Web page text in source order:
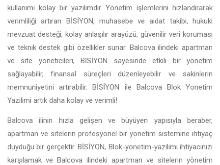
kullanımı kolay bir yazılımdır. Yönetim işlemlerini hızlandırarak
verimliliği artıran BİSİYON, muhasebe ve aidat takibi, hukuki
mevzuat desteği, kolay anlaşılır arayüzü, güvenilir veri koruması
ve teknik destek gibi özellikler sunar. Balcova ilindeki apartman
ve site yöneticileri, BİSİYON sayesinde etkili bir yönetim
sağlayabilir, finansal süreçleri düzenleyebilir ve sakinlerin
memnuniyetini artırabilir. BİSİYON ile Balcova Blok Yonetim
Yazilimi artık daha kolay ve verimli!
Balcova ilinin hızla gelişen ve büyüyen yapısıyla beraber,
apartman ve sitelerin profesyonel bir yönetim sistemine ihtiyaç
duyduğu bir gerçektir. BİSİYON, Blok-yonetim-yazilimi ihtiyacınızı
karşılamak ve Balcova ilindeki apartman ve sitelerin yönetim